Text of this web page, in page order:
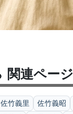
関連ページ
佐竹義里 佐竹義昭